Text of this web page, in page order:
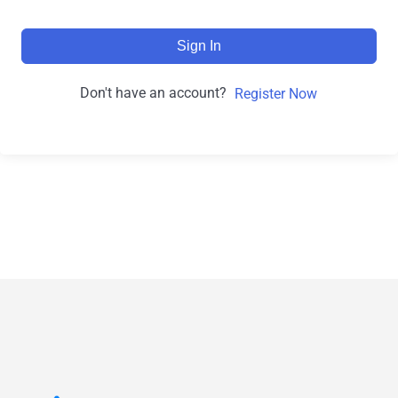
Sign In
Don't have an account? Register Now